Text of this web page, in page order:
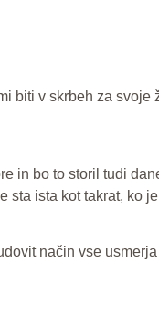
biti v skrbeh za
in bo to storil tudi
sta ista kot takrat, ko
način vse